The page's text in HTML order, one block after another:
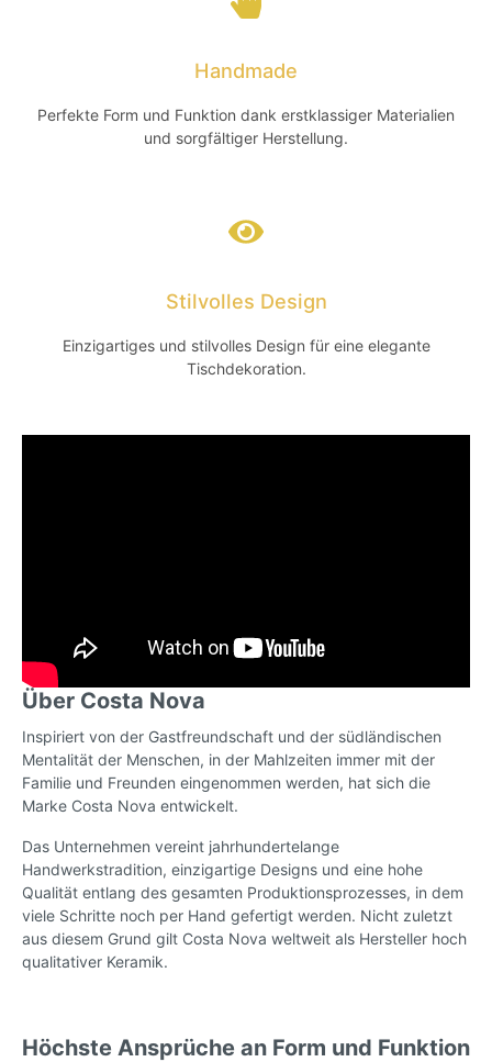
Handmade
Perfekte Form und Funktion dank erstklassiger Materialien
und sorgfältiger Herstellung.
Stilvolles Design
Einzigartiges und stilvolles Design für eine elegante
Tischdekoration.
Über Costa Nova
Inspiriert von der Gastfreundschaft und der südländischen
Mentalität der Menschen, in der Mahlzeiten immer mit der
Familie und Freunden eingenommen werden, hat sich die
Marke Costa Nova entwickelt.
Das Unternehmen vereint jahrhundertelange
Handwerkstradition, einzigartige Designs und eine hohe
Qualität entlang des gesamten Produktionsprozesses, in dem
viele Schritte noch per Hand gefertigt werden. Nicht zuletzt
aus diesem Grund gilt Costa Nova weltweit als Hersteller hoch
qualitativer Keramik.
Höchste Ansprüche an Form und Funktion